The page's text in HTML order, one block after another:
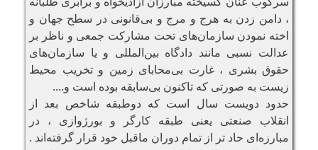
، دامن زدن به هرج و مرج و بی‌قانونی در سطح جهان و
اخته نمودن سازمان‌های تحت مشارکت جمعی و ناظر بر
عدالت نسبی مانند دادگاه بین‌المللی و یا سازمان‌های
حقوق بشری ، غارت بی‌محابای زمین و تخریب محیط
زیست به صورتی که تاکنون بی‌سابقه بوده است و....
حدود دویست سال است که دوطبقه شاخص بعد از
انقلاب صنعتی یعنی طبقه کارگر و بورژوازی ، در
مبارزه‌ای حاد تر از تمام دوران ماقبل خود قرار گرفته‌اند .